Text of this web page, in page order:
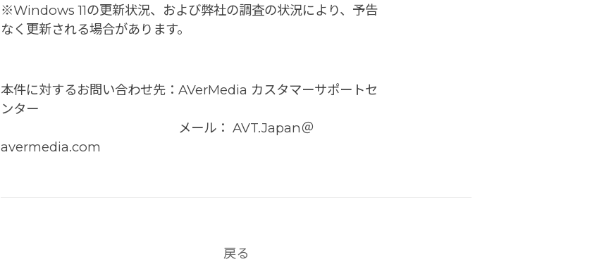
※Windows 11の更新状況、および弊社の調査の状況により、予告
なく更新される場合があります。
本件に対するお問い合わせ先：AVerMedia カスタマーサポートセ
ンター
メール： AVT.Japan＠
avermedia.com
戻る